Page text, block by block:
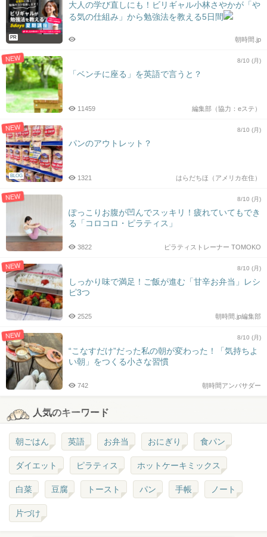
PR
大人の学び直しにも！ビリギャル小林さやかが「や
る気の仕組み」から勉強法を教える5日間
朝時間.jp
NEW 8/10 (月)
「ベンチに座る」を英語で言うと？
編集部（協力：eステ）
11459
NEW
BLOG
8/10 (月)
パンのアウトレット？
はらだちほ（アメリカ在住）
1321
NEW 8/10 (月)
ぽっこりお腹が凹んでスッキリ！疲れていてもでき
る「コロコロ・ピラティス」
ピラティストレーナー TOMOKO
3822
NEW 8/10 (月)
しっかり味で満足！ご飯が進む「甘辛お弁当」レシ
ピ3つ
朝時間.jp編集部
2525
NEW 8/10 (月)
“こなすだけ”だった私の朝が変わった！「気持ちよ
い朝」をつくる小さな習慣
朝時間アンバサダー
742
人気のキーワード
朝ごはん 英語 お弁当 おにぎり 食パン
ダイエット ピラティス ホットケーキミックス
白菜 豆腐 トースト パン 手帳 ノート
片づけ